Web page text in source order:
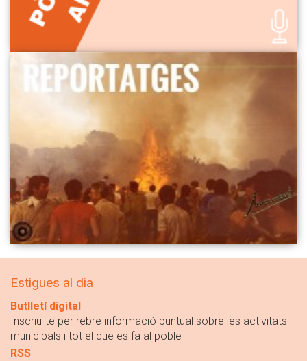
Estigues al dia
Butlletí digital
Inscriu-te per rebre informació puntual sobre les activitats
municipals i tot el que es fa al poble
RSS